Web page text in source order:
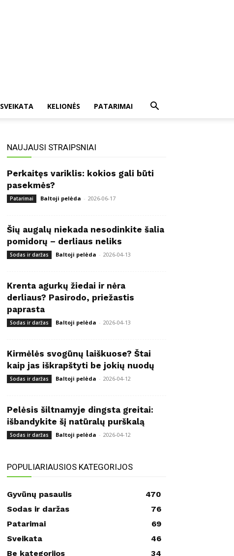
SVEIKATA KELIONĖS PATARIMAI
NAUJAUSI STRAIPSNIAI
Perkaitęs variklis: kokios gali būti
pasekmės?
Patarimai Baltoji pelėda - 2026-06-17
Šių augalų niekada nesodinkite šalia
pomidorų – derliaus neliks
Sodas ir daržas Baltoji pelėda - 2026-04-13
Krenta agurkų žiedai ir nėra
derliaus? Pasirodo, priežastis
paprasta
Sodas ir daržas Baltoji pelėda - 2026-04-13
Kirmėlės svogūnų laiškuose? Štai
kaip jas iškrapštyti be jokių nuodų
Sodas ir daržas Baltoji pelėda - 2026-04-12
Pelėsis šiltnamyje dingsta greitai:
išbandykite šį natūralų purškalą
Sodas ir daržas Baltoji pelėda - 2026-04-12
POPULIARIAUSIOS KATEGORIJOS
Gyvūnų pasaulis
470
Sodas ir daržas
76
Patarimai
69
Sveikata
46
Be kategorijos
34